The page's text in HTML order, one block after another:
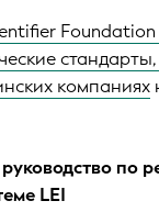
Foundation
компаниях
по
LEI